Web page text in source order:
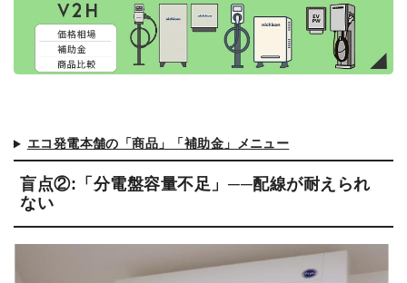
エコ発電本舗の「商品」「補助金」メニュー
盲点②:「分電盤容量不足」──配線が耐えられ
ない